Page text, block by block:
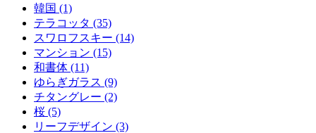
韓国 (1)
テラコッタ (35)
スワロフスキー (14)
マンション (15)
和書体 (11)
ゆらぎガラス (9)
チタングレー (2)
桜 (5)
リーフデザイン (3)